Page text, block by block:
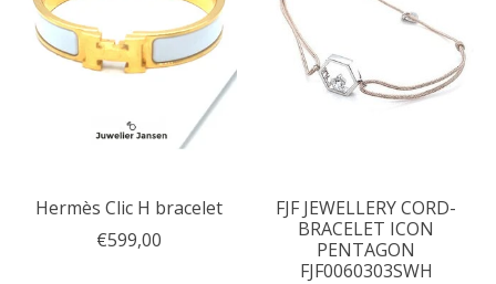
Hermès Clic H bracelet
€599,00
FJF JEWELLERY CORD-
BRACELET ICON
PENTAGON
FJF0060303SWH